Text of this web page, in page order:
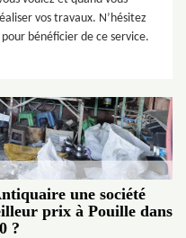
vos travaux. N’hésitez
bénéficier de ce service.
une société
prix à Pouille dans
?